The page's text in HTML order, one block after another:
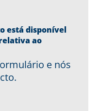
está disponível
ao
e nós